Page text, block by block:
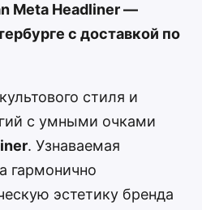
Meta Headliner —
с доставкой по
стиля и
с умными очками
. Узнаваемая
гармонично
эстетику бренда